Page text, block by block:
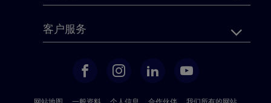
客户服务
FACEBOOK INSTAGRAM LINKEDIN